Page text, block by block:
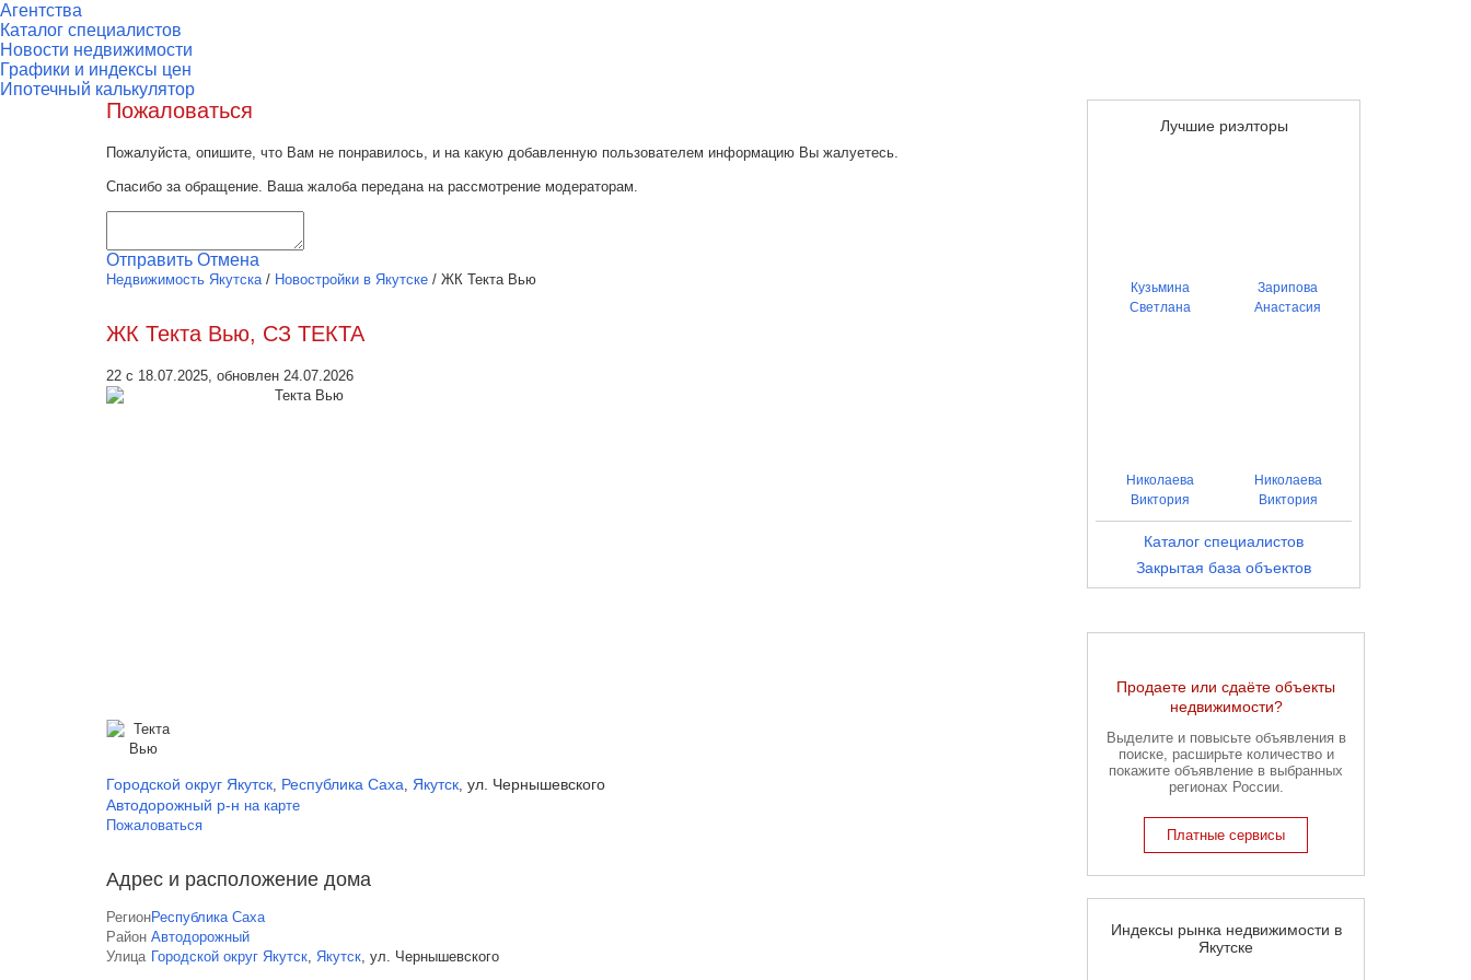
Агентства
Каталог специалистов
Новости недвижимости
Графики и индексы цен
Ипотечный калькулятор
Пожаловаться
Пожалуйста, опишите, что Вам не понравилось, и на какую добавленную пользователем информацию Вы жалуетесь.
Спасибо за обращение. Ваша жалоба передана на рассмотрение модераторам.
Отправить Отмена
Недвижимость Якутска/ Новостройки в Якутске / ЖК Текта Вью
ЖК Текта Вью, СЗ ТЕКТА
22 с 18.07.2025, обновлен 24.07.2026
Городской округ Якутск, Республика Саха, Якутск, ул. Чернышевского
Автодорожный р-н на карте
Пожаловаться
Адрес и расположение дома
РегионРеспублика Саха
Район Автодорожный
Улица Городской округ Якутск, Якутск, ул. Чернышевского
Лучшие риэлторы
Кузьмина
Светлана
Зарипова
Анастасия
Николаева
Виктория
Николаева
Виктория
Каталог специалистов
Закрытая база объектов
Продаете или сдаёте объекты
недвижимости?
Выделите и повысьте объявления в
поиске, расширьте количество и
покажите объявление в выбранных
регионах России.
Платные сервисы
Индексы рынка недвижимости в
Якутске